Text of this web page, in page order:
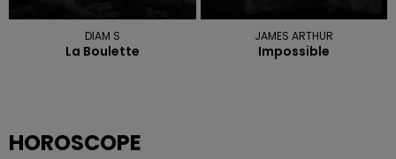
DIAM S
La Boulette
JAMES ARTHUR
Impossible
HOROSCOPE